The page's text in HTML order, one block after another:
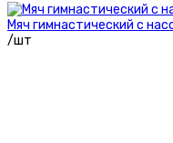
Мяч гимнастический с
/шт